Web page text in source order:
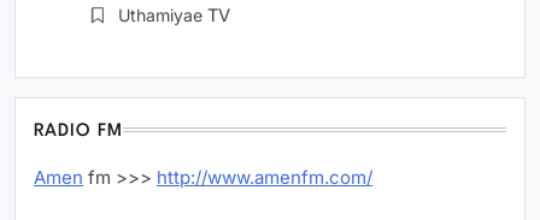
Uthamiyae TV
RADIO FM
Amen fm >>> http://www.amenfm.com/